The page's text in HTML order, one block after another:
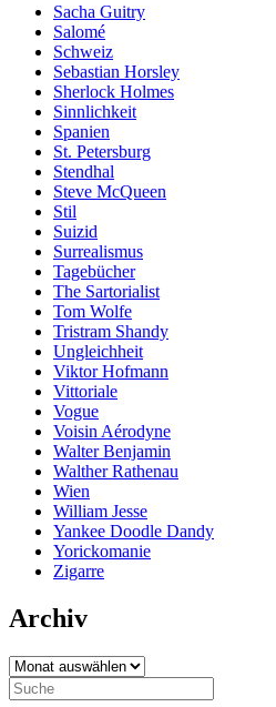
Sacha Guitry
Salomé
Schweiz
Sebastian Horsley
Sherlock Holmes
Sinnlichkeit
Spanien
St. Petersburg
Stendhal
Steve McQueen
Stil
Suizid
Surrealismus
Tagebücher
The Sartorialist
Tom Wolfe
Tristram Shandy
Ungleichheit
Viktor Hofmann
Vittoriale
Vogue
Voisin Aérodyne
Walter Benjamin
Walther Rathenau
Wien
William Jesse
Yankee Doodle Dandy
Yorickomanie
Zigarre
Archiv
Archiv
Search